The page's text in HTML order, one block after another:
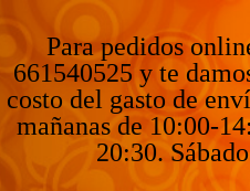
Para pedidos
661540525 y te
costo del gasto de
mañanas de 10:00-
20:30.